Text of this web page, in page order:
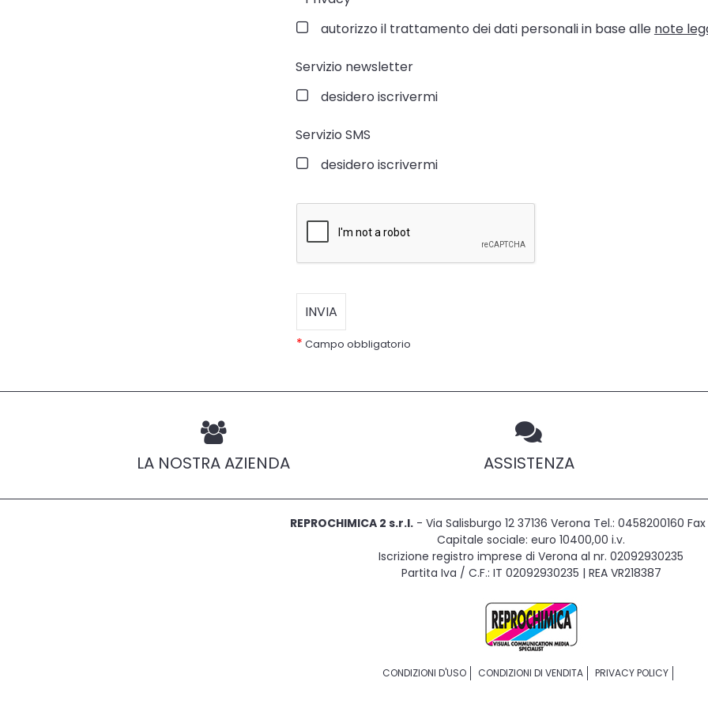
autorizzo il trattamento dei dati personali in base alle note
Servizio newsletter
desidero iscrivermi
Servizio SMS
desidero iscrivermi
* Campo obbligatorio
LA NOSTRA AZIENDA ASSISTENZA
REPROCHIMICA 2 s.r.l.- Via Salisburgo 12 37136 Verona Tel.: 0458200160
Capitale sociale: euro 10400,00 i.v.
Iscrizione registro imprese di Verona al nr. 02092930235
Partita Iva / C.F.: IT 02092930235 | REA VR218387
CONDIZIONI D'USO CONDIZIONI DI VENDITA PRIVACY POLICY